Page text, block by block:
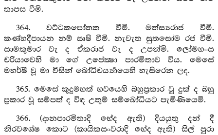
තාපස වීමි.
364. වට්ටකපෝතක වීමි. මත්ස්‍යරාජ වීමි.
කණ්හදීපායන නම් ඍෂි වීමි. නැවැත සුතසෝම රජ වීමි.
සාමකුමාර වැ ද ඒකරාජ වැ ද උපන්මි. ලෝමහංස
චරියාවෙහි මා ගේ උපේක්‍ෂා පාරමිතාව විය. මෙසේ
මහර්ෂී වූ මා විසින් බෝධිචර්‍ය්‍යායෙහි හැසිරෙන ලද.
365. මෙසේ කුදුමහත් භවයෙහි බහුප්‍රකාර වූ දුක් ද බහු
ප්‍රකාර වූ සම්පත් ද විඳ උතුම් සම්බෝධියට පැමිණියෙමි.
366. (දානපාරමිතාදි භේද ඇති) දියයුතු දන් දී
නිරවශේෂ කොට (කායිකසංවරාදි භේද ඇති) සිල් පුරා